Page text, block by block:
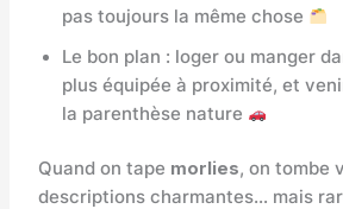
pas toujours la même chose
Le bon plan : loger ou manger
plus équipée à proximité, et
la parenthèse nature
Quand on tape morlies, on tombe
descriptions charmantes… mais